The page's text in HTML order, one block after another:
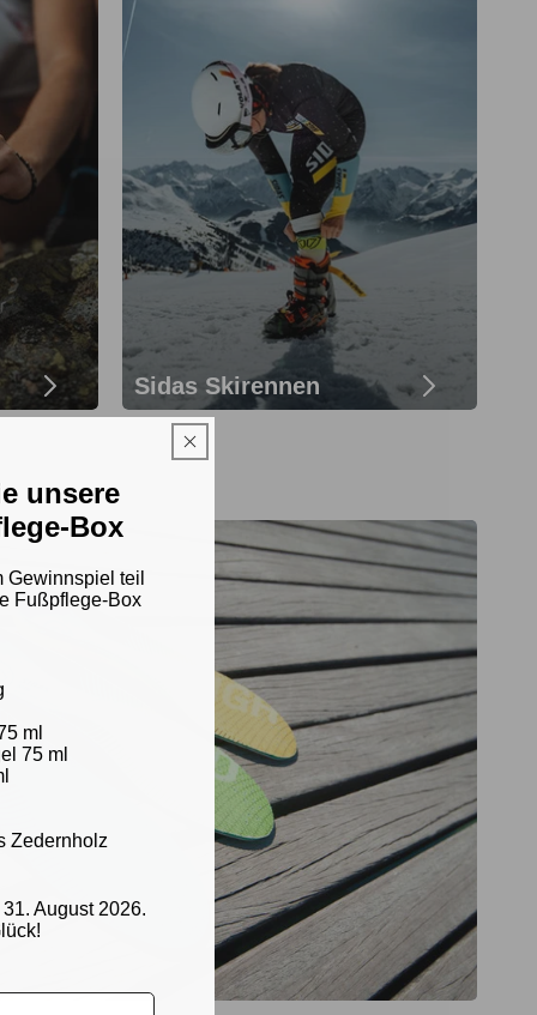
Sidas Skirennen
unsere
Box
Gewinnspiel teil
Fußpflege-Box
ml
75 ml
Zedernholz
August 2026.